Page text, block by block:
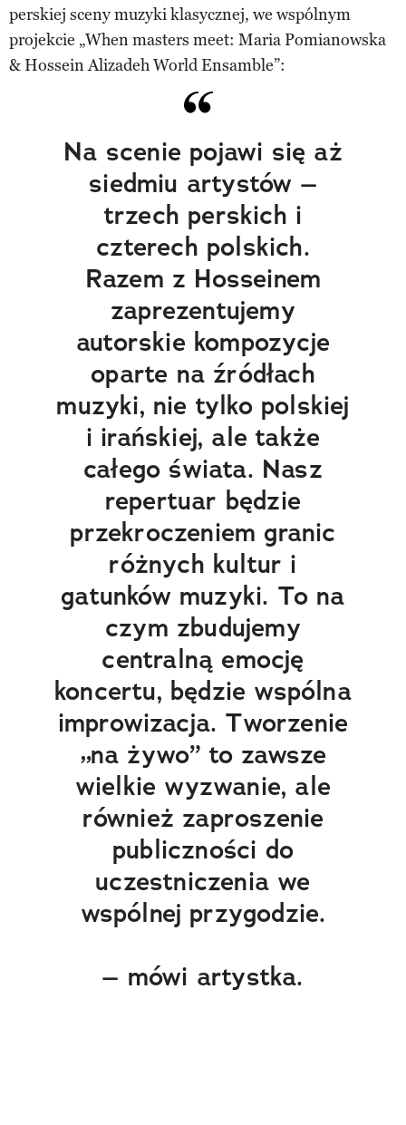
perskiej sceny muzyki klasycznej, we wspólnym
projekcie „When masters meet: Maria Pomianowska
& Hossein Alizadeh World Ensamble”:
Na scenie pojawi się aż
siedmiu artystów –
trzech perskich i
czterech polskich.
Razem z Hosseinem
zaprezentujemy
autorskie kompozycje
oparte na źródłach
muzyki, nie tylko polskiej
i irańskiej, ale także
całego świata. Nasz
repertuar będzie
przekroczeniem granic
różnych kultur i
gatunków muzyki. To na
czym zbudujemy
centralną emocję
koncertu, będzie wspólna
improwizacja. Tworzenie
„na żywo” to zawsze
wielkie wyzwanie, ale
również zaproszenie
publiczności do
uczestniczenia we
wspólnej przygodzie.
– mówi artystka.